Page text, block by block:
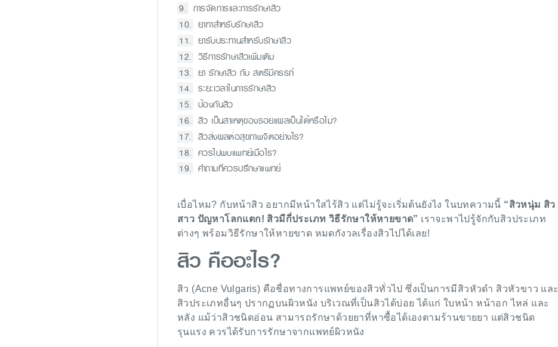
การจัดการและการรักษาสิว
ยาทาสำหรับรักษาสิว
ยารับประทานสำหรับรักษาสิว
วิธีการรักษาสิวเพิ่มเติม
ยา รักษาสิว กับ สตรีมีครรภ์
ระยะเวลาในการรักษาสิว
ป้องกันสิว
สิว เป็นสาเหตุของรอยแผลเป็นได้หรือไม่?
สิวส่งผลต่อสุขภาพจิตอย่างไร?
ควรไปพบแพทย์เมื่อไร?
คำถามที่ควรปรึกษาแพทย์
เบื่อไหม? กับหน้าสิว อยากมีหน้าใสไร้สิว แต่ไม่รู้จะเริ่มต้นยังไง ในบทความนี้ “สิวหนุ่ม สิว
สาว ปัญหาโลกแตก! สิวมีกี่ประเภท วิธีรักษาให้หายขาด” เราจะพาไปรู้จักกับสิวประเภท
ต่างๆ พร้อมวิธีรักษาให้หายขาด หมดกังวลเรื่องสิวไปได้เลย!
สิว คืออะไร?
สิว (Acne Vulgaris) คือชื่อทางการแพทย์ของสิวทั่วไป ซึ่งเป็นการมีสิวหัวดำ สิวหัวขาว และ
สิวประเภทอื่นๆ ปรากฏบนผิวหนัง บริเวณที่เป็นสิวได้บ่อย ได้แก่ ใบหน้า หน้าอก ไหล่ และ
หลัง แม้ว่าสิวชนิดอ่อน สามารถรักษาด้วยยาที่หาซื้อได้เองตามร้านขายยา แต่สิวชนิด
รุนแรง ควรได้รับการรักษาจากแพทย์ผิวหนัง